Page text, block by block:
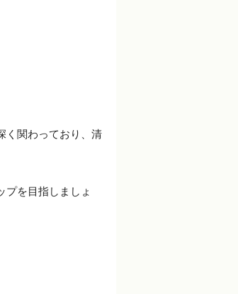
く関わっており、清
プを目指しましょ